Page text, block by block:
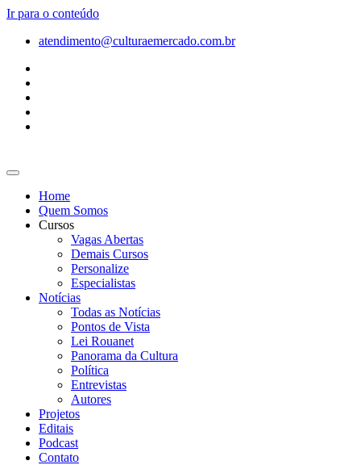
Ir para o conteúdo
atendimento@culturaemercado.com.br
Home
Quem Somos
Cursos
Vagas Abertas
Demais Cursos
Personalize
Especialistas
Notícias
Todas as Notícias
Pontos de Vista
Lei Rouanet
Panorama da Cultura
Política
Entrevistas
Autores
Projetos
Editais
Podcast
Contato